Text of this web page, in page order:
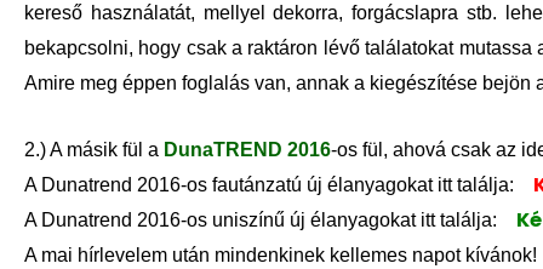
kereső használatát, mellyel dekorra, forgácslapra stb.
bekapcsolni, hogy csak a raktáron lévő találatokat
Amire meg éppen foglalás van, annak a kiegészítése
2.) A másik fül a DunaTREND 2016-os fül, ahová csak az
A Dunatrend 2016-os fautánzatú új élanyagokat itt találja:
A Dunatrend 2016-os uniszínű új élanyagokat itt találja:
A mai hírlevelem után mindenkinek kellemes napot kívánok!